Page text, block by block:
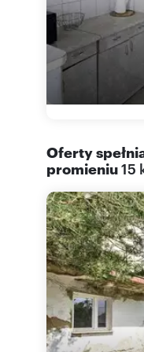
Oferty
promieniu15